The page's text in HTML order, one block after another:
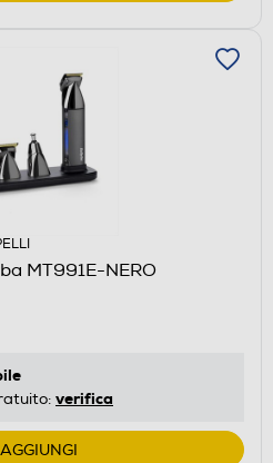
MT991E-NERO
verifica
AGGIUNGI